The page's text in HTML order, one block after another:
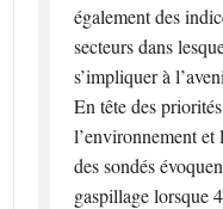
également des
secteurs dans
s’impliquer à
En tête des
l’environnement
des sondés
gaspillage lorsque